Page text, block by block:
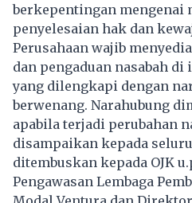
berkepentingan mengenai
penyelesaian hak dan
Perusahaan wajib
dan pengaduan nasabah
yang dilengkapi dengan
berwenang. Narahubung
apabila terjadi perubahan
disampaikan kepada
ditembuskan kepada OJK
Pengawasan Lembaga